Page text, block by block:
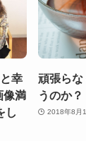
幸
像満
し
頑張ら
うのか？
2018年8月